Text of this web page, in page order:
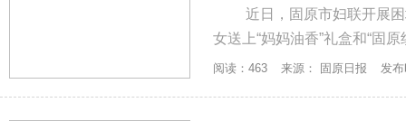
近日，固原市妇联开展
女送上“妈妈油香”礼盒和“固
阅读：463 来源： 固原日报 发